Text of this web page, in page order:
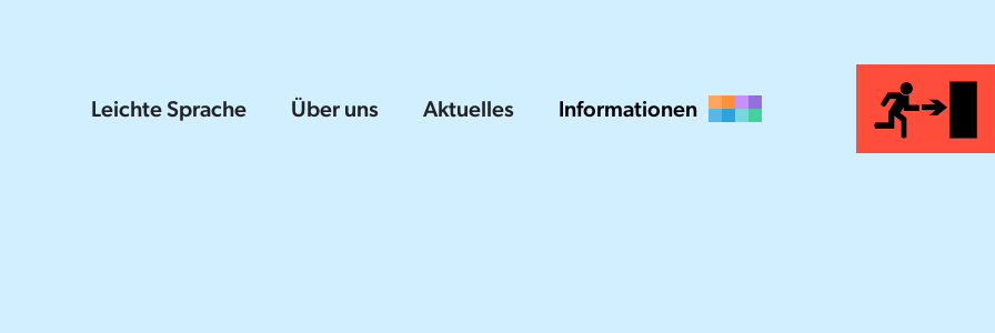
Leichte Sprache Über uns Aktuelles Informationen